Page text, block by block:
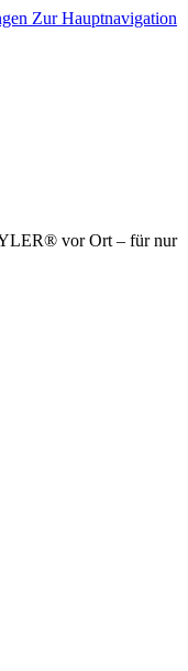
Zur Hauptnavigation
vor Ort – für nur